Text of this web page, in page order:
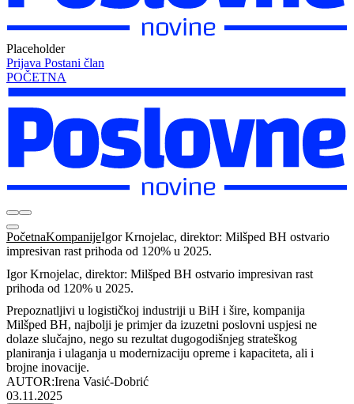
Placeholder
Prijava Postani član
POČETNA
PočetnaKompanijeIgor Krnojelac, direktor: Milšped BH ostvario
impresivan rast prihoda od 120% u 2025.
Igor Krnojelac, direktor: Milšped BH ostvario impresivan rast
prihoda od 120% u 2025.
Prepoznatljivi u logističkoj industriji u BiH i šire, kompanija
Milšped BH, najbolji je primjer da izuzetni poslovni uspjesi ne
dolaze slučajno, nego su rezultat dugogodišnjeg strateškog
planiranja i ulaganja u modernizaciju opreme i kapaciteta, ali i
brojne inovacije.
AUTOR:Irena Vasić-Dobrić
03.11.2025